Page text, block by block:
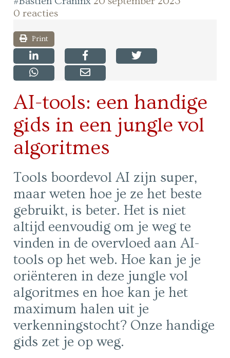
0 reacties
Print
AI-tools: een handige
gids in een jungle vol
algoritmes
Tools boordevol AI zijn super,
maar weten hoe je ze het beste
gebruikt, is beter. Het is niet
altijd eenvoudig om je weg te
vinden in de overvloed aan AI-
tools op het web. Hoe kan je je
oriënteren in deze jungle vol
algoritmes en hoe kan je het
maximum halen uit je
verkenningstocht? Onze handige
gids zet je op weg.